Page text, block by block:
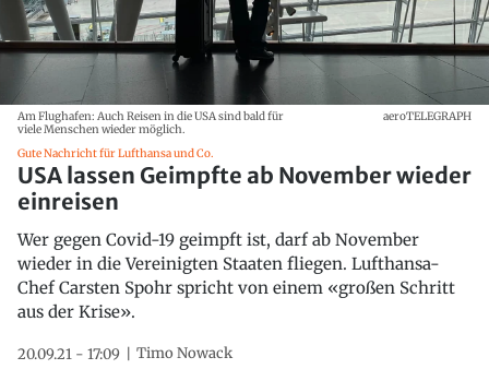
Am Flughafen: Auch Reisen in die USA sind bald für
viele Menschen wieder möglich.
aeroTELEGRAPH
Gute Nachricht für Lufthansa und Co.
USA lassen Geimpfte ab November wieder
einreisen
Wer gegen Covid-19 geimpft ist, darf ab November
wieder in die Vereinigten Staaten fliegen. Lufthansa-
Chef Carsten Spohr spricht von einem «großen Schritt
aus der Krise».
20.09.21 - 17:09 Timo Nowack